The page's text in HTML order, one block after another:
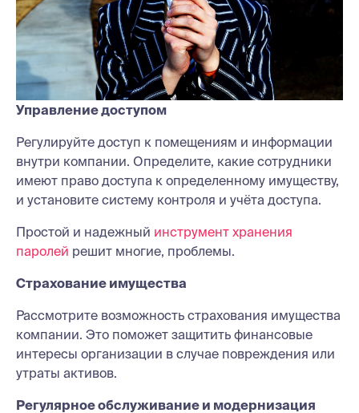
Управление доступом
Регулируйте доступ к помещениям и информации
внутри компании. Определите, какие сотрудники
имеют право доступа к определенному имуществу,
и установите систему контроля и учёта доступа.
Простой и надежный инструмент хранения
паролей решит многие, проблемы.
Страхование имущества
Рассмотрите возможность страхования имущества
компании. Это поможет защитить финансовые
интересы организации в случае повреждения или
утраты активов.
Регулярное обслуживание и модернизация